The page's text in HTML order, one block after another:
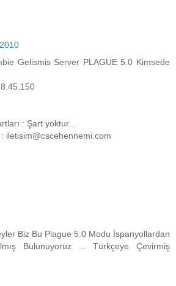
Gelismis Server PLAGUE 5.0 Kimsede
: Şart yoktur...
iletisim@cscehennemi.com
Biz Bu Plague 5.0 Modu İspanyollardan
Bulunuyoruz ... Türkçeye Çevirmiş